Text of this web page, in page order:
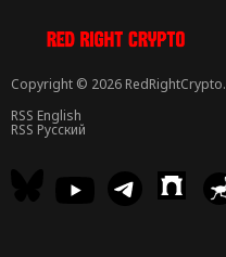
Copyright © 2026 RedRightCrypto.
RSS English
RSS Русский